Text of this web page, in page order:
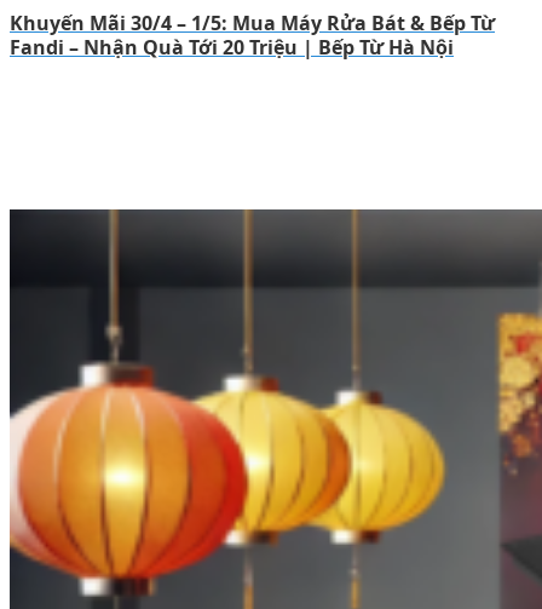
Khuyến Mãi 30/4 – 1/5: Mua Máy Rửa Bát & Bếp Từ
Fandi – Nhận Quà Tới 20 Triệu | Bếp Từ Hà Nội